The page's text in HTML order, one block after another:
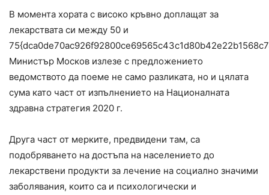
В момента хората с високо кръвно доплащат за
лекарствата си между 50 и
Министър Москов излезе с предложението
ведомството да поеме не само разликата, но и цялата
сума като част от изпълнението на Националната
здравна стратегия 2020 г.
Друга част от мерките, предвидени там, са
подобряването на достъпа на населението до
лекарствени продукти за лечение на социално значими
заболявания, които са и психологически и